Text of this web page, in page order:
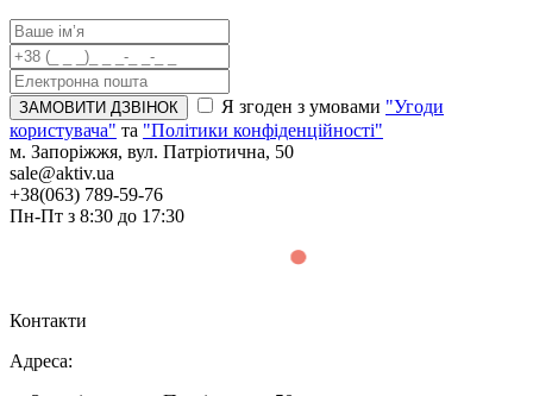
Я згоден з умовами "Угоди
користувача" та "Політики конфіденційності"
м. Запоріжжя, вул. Патріотична, 50
sale@aktiv.ua
+38(063) 789-59-76
Пн-Пт з 8:30 до 17:30
Контакти
Адреса: